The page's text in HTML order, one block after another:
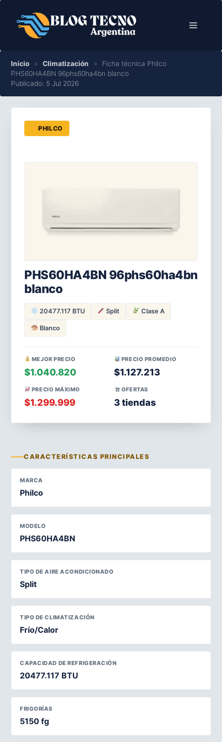
contenido
Menú
Inicio » Climatización »
Ficha técnica Philco
PHS60HA4BN 96phs60ha4bn blanco
Publicado: 5 Jul 2026
PHILCO
PHS60HA4BN 96phs60ha4bn
blanco
20477.117 BTU Split Clase A
Blanco
MEJOR PRECIO
$1.040.820
PRECIO PROMEDIO
$1.127.213
PRECIO MÁXIMO
$1.299.999
OFERTAS
3 tiendas
CARACTERÍSTICAS PRINCIPALES
MARCA
Philco
MODELO
PHS60HA4BN
TIPO DE AIRE ACONDICIONADO
Split
TIPO DE CLIMATIZACIÓN
Frío/Calor
CAPACIDAD DE REFRIGERACIÓN
20477.117 BTU
FRIGORÍAS
5150 fg